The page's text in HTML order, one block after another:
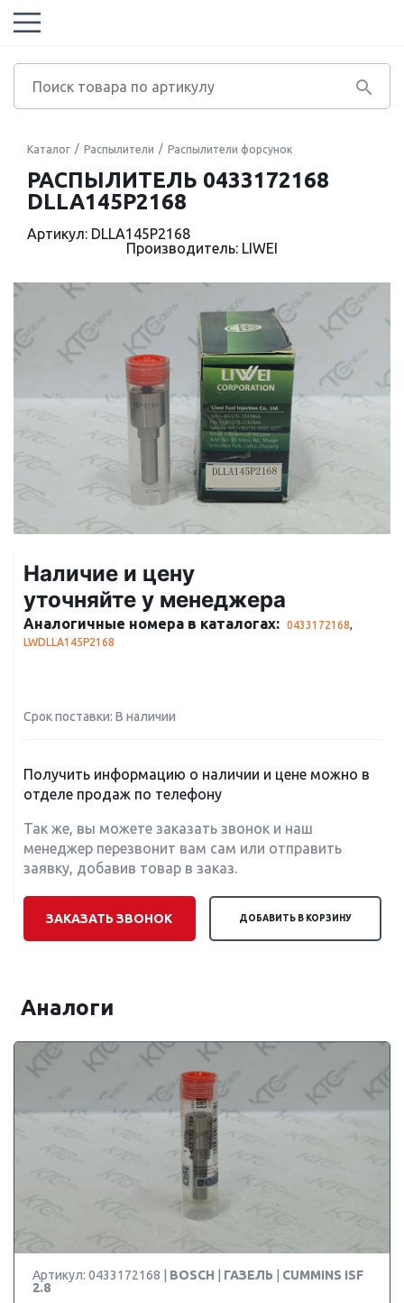
Каталог Распылители Распылители форсунок
РАСПЫЛИТЕЛЬ 0433172168
DLLA145P2168
Артикул: DLLA145P2168
Производитель: LIWEI
Наличие и цену
уточняйте у менеджера
Аналогичные номера в каталогах: 0433172168,
LWDLLA145P2168
Срок поставки: В наличии
Получить информацию о наличии и цене можно в
отделе продаж по телефону
Так же, вы можете заказать звонок и наш
менеджер перезвонит вам сам или отправить
заявку, добавив товар в заказ.
ЗАКАЗАТЬ ЗВОНОК ДОБАВИТЬ В КОРЗИНУ
Аналоги
Артикул: 0433172168 | BOSCH ГАЗЕЛЬ
CUMMINS ISF
2.8